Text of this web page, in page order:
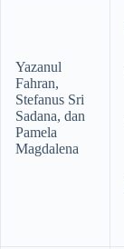
Yazanul
Fahran,
Stefanus Sri
Sadana, dan
Pamela
Magdalena